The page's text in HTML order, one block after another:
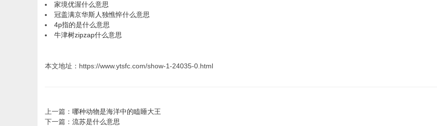
家境优渥什么意思
冠盖满京华斯人独憔悴什么意思
4p指的是什么意思
牛津树zipzap什么意思
本文地址：https://www.ytsfc.com/show-1-24035-0.html
上一篇： 哪种动物是海洋中的瞌睡大王
下一篇： 流苏是什么意思